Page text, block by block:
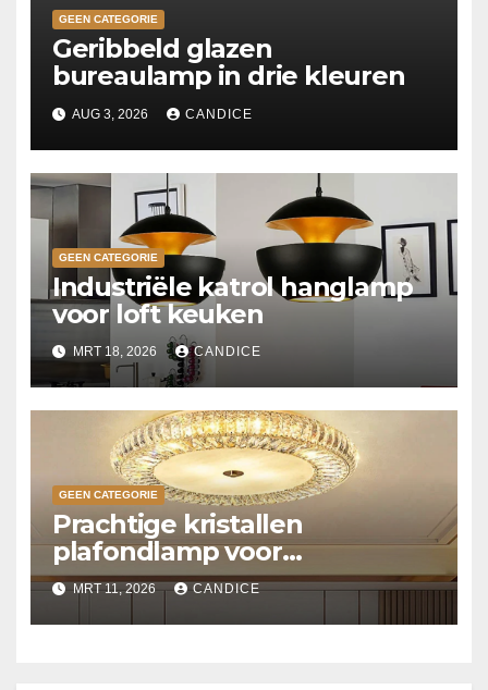
GEEN CATEGORIE
Geribbeld glazen
bureaulamp in drie kleuren
AUG 3, 2026 CANDICE
GEEN CATEGORIE
Industriële katrol hanglamp
voor loft keuken
MRT 18, 2026 CANDICE
GEEN CATEGORIE
Prachtige kristallen
plafondlamp voor
slaapkamer
MRT 11, 2026 CANDICE